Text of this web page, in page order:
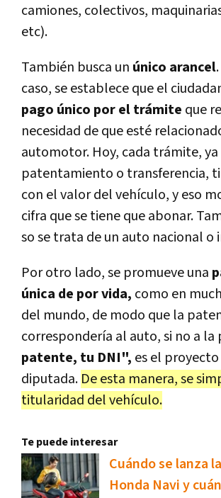
camiones, colectivos,
etc).
También busca un único arancel
caso, se establece que el
pago único por el trámite que
necesidad de que esté
automotor. Hoy, cada trámite, ya
patentamiento o transferencia,
con el valor del vehículo, y eso
cifra que se tiene que abonar.
so se trata de un auto nacional
Por otro lado, se promueve una
única de por vida, como en
del mundo, de modo que la
correspondería al auto, si no a la
patente, tu DNI", es el
diputada. De esta manera, se
titularidad del vehículo.
Te puede interesar
Cuándo se lanza
Honda Navi y